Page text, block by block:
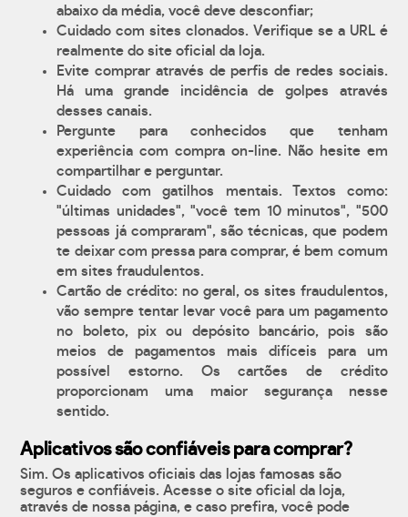
abaixo da média, você deve desconfiar;
Cuidado com sites clonados. Verifique se a URL é
realmente do site oficial da loja.
Evite comprar através de perfis de redes sociais.
Há uma grande incidência de golpes através
desses canais.
Pergunte para conhecidos que tenham
experiência com compra on-line. Não hesite em
compartilhar e perguntar.
Cuidado com gatilhos mentais. Textos como:
"últimas unidades", "você tem 10 minutos", "500
pessoas já compraram", são técnicas, que podem
te deixar com pressa para comprar, é bem comum
em sites fraudulentos.
Cartão de crédito: no geral, os sites fraudulentos,
vão sempre tentar levar você para um pagamento
no boleto, pix ou depósito bancário, pois são
meios de pagamentos mais difíceis para um
possível estorno. Os cartões de crédito
proporcionam uma maior segurança nesse
sentido.
Aplicativos são confiáveis para comprar?
Sim. Os aplicativos oficiais das lojas famosas são
seguros e confiáveis. Acesse o site oficial da loja,
através de nossa página, e caso prefira, você pode